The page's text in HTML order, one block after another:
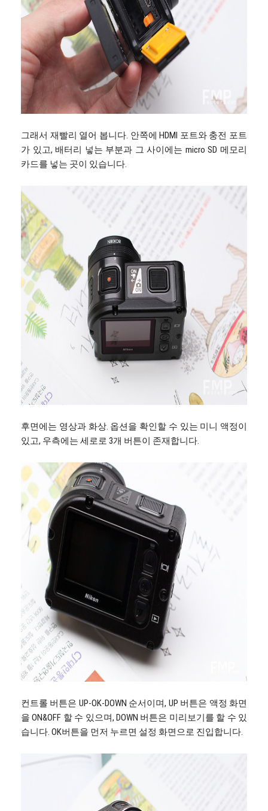
그래서 재빨리 열어 봅니다. 안쪽에 HDMI 포트와 충전 포트
가 있고, 배터리 넣는 부분과 그 사이에는 micro SD 메모리
카드를 넣는 곳이 있습니다.
후면에는 영상과 화상. 옵션을 확인할 수 있는 미니 액정이
있고, 우측에는 세로로 3개 버튼이 존재합니다.
컨트롤 버튼은 UP-OK-DOWN 순서이며, UP 버튼은 액정 화면
을 ON&OFF 할 수 있으며, DOWN 버튼은 미리보기를 할 수 있
습니다. OK버튼을 먼저 누르면 설정 화면으로 진입합니다.